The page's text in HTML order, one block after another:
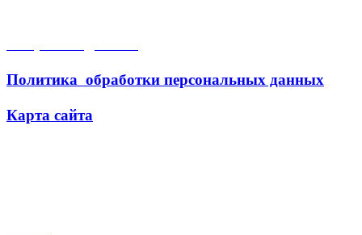
Политика обработки персональных данных
Карта сайта